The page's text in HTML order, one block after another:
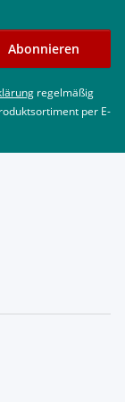
Abonnieren
regelmäßig
per E-